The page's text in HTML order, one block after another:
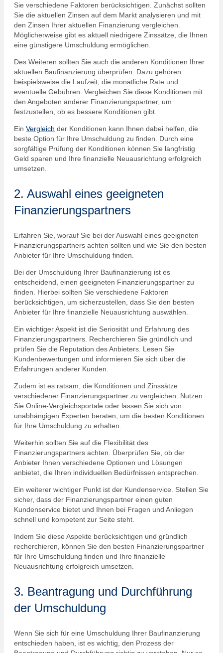
Sie verschiedene Faktoren berücksichtigen. Zunächst sollten
Sie die aktuellen Zinsen auf dem Markt analysieren und mit
den Zinsen Ihrer aktuellen Finanzierung vergleichen.
Möglicherweise gibt es aktuell niedrigere Zinssätze, die Ihnen
eine günstigere Umschuldung ermöglichen.
Des Weiteren sollten Sie auch die anderen Konditionen Ihrer
aktuellen Baufinanzierung überprüfen. Dazu gehören
beispielsweise die Laufzeit, die monatliche Rate und
eventuelle Gebühren. Vergleichen Sie diese Konditionen mit
den Angeboten anderer Finanzierungspartner, um
festzustellen, ob es bessere Konditionen gibt.
Ein Vergleich der Konditionen kann Ihnen dabei helfen, die
beste Option für Ihre Umschuldung zu finden. Durch eine
sorgfältige Prüfung der Konditionen können Sie langfristig
Geld sparen und Ihre finanzielle Neuausrichtung erfolgreich
umsetzen.
2. Auswahl eines geeigneten
Finanzierungspartners
Erfahren Sie, worauf Sie bei der Auswahl eines geeigneten
Finanzierungspartners achten sollten und wie Sie den besten
Anbieter für Ihre Umschuldung finden.
Bei der Umschuldung Ihrer Baufinanzierung ist es
entscheidend, einen geeigneten Finanzierungspartner zu
finden. Hierbei sollten Sie verschiedene Faktoren
berücksichtigen, um sicherzustellen, dass Sie den besten
Anbieter für Ihre finanzielle Neuausrichtung auswählen.
Ein wichtiger Aspekt ist die Seriosität und Erfahrung des
Finanzierungspartners. Recherchieren Sie gründlich und
prüfen Sie die Reputation des Anbieters. Lesen Sie
Kundenbewertungen und informieren Sie sich über die
Erfahrungen anderer Kunden.
Zudem ist es ratsam, die Konditionen und Zinssätze
verschiedener Finanzierungspartner zu vergleichen. Nutzen
Sie Online-Vergleichsportale oder lassen Sie sich von
unabhängigen Experten beraten, um die besten Konditionen
für Ihre Umschuldung zu erhalten.
Weiterhin sollten Sie auf die Flexibilität des
Finanzierungspartners achten. Überprüfen Sie, ob der
Anbieter Ihnen verschiedene Optionen und Lösungen
anbietet, die Ihren individuellen Bedürfnissen entsprechen.
Ein weiterer wichtiger Punkt ist der Kundenservice. Stellen Sie
sicher, dass der Finanzierungspartner einen guten
Kundenservice bietet und Ihnen bei Fragen und Anliegen
schnell und kompetent zur Seite steht.
Indem Sie diese Aspekte berücksichtigen und gründlich
recherchieren, können Sie den besten Finanzierungspartner
für Ihre Umschuldung finden und Ihre finanzielle
Neuausrichtung erfolgreich umsetzen.
3. Beantragung und Durchführung
der Umschuldung
Wenn Sie sich für eine Umschuldung Ihrer Baufinanzierung
entschieden haben, ist es wichtig, den Prozess der